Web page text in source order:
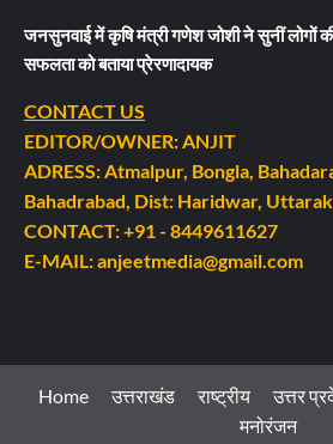
जनसुनवाई में कृषि मंत्री गणेश जोशी ने सुनीं लोगों
सफलता को बताया प्रेरणादायक
CONTACT US
EDITOR/OWNER: ANJIT
ADRESS: Atmalpur, Bongla,
Bahadrabad, Dist: Haridwar,
CONTACT: +91 - 8449611627
E-MAIL: anjeetmedia@gmail.com
Home उत्तराखंड राष्ट्रीय उत्तर
मनोरंजन